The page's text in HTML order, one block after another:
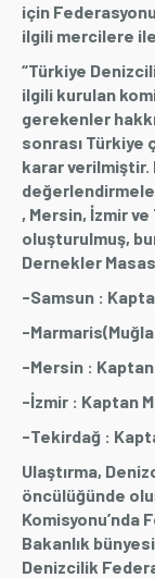
için
ilgili mercilere
“Türkiye
ilgili kurulan
gerekenler
sonrası Türkiye
karar verilmiştir.
, Mersin, İzmir
oluşturulmuş,
Dernekler
-Samsun :
-
-Mersin : Kaptan
-İzmir : Kaptan
-Tekirdağ :
Ulaştırma,
öncülüğünde
Komisyonu’nda
Bakanlık
Denizcilik